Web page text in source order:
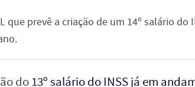
prevê a criação de um 14º salário do
do13º salário do INSS já em